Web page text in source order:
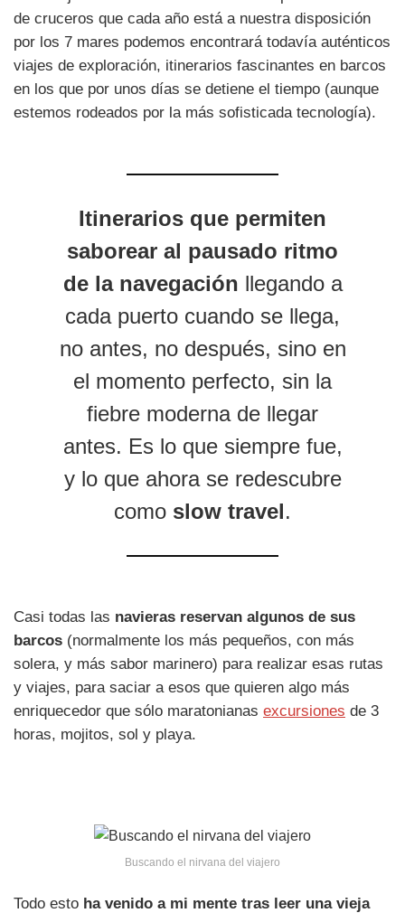
de cruceros que cada año está a nuestra disposición
por los 7 mares podemos encontrará todavía auténticos
viajes de exploración, itinerarios fascinantes en barcos
en los que por unos días se detiene el tiempo (aunque
estemos rodeados por la más sofisticada tecnología).
Itinerarios que permiten
saborear al pausado ritmo
de la navegación llegando a
cada puerto cuando se llega,
no antes, no después, sino en
el momento perfecto, sin la
fiebre moderna de llegar
antes. Es lo que siempre fue,
y lo que ahora se redescubre
como slow travel.
Casi todas las navieras reservan algunos de sus
barcos (normalmente los más pequeños, con más
solera, y más sabor marinero) para realizar esas rutas
y viajes, para saciar a esos que quieren algo más
enriquecedor que sólo maratonianas excursiones de 3
horas, mojitos, sol y playa.
Buscando el nirvana del viajero
Todo esto ha venido a mi mente tras leer una vieja